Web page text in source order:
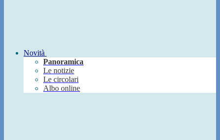
Novità
Panoramica
Le notizie
Le circolari
Albo online